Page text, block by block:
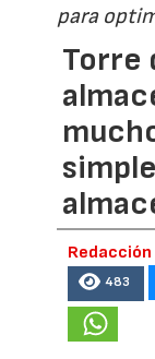
para
Torre
483